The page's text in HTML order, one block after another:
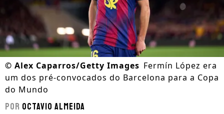
© Alex Caparros/Getty Images Fermín López era
um dos pré-convocados do Barcelona para a Copa
do Mundo
Por Octavio Almeida